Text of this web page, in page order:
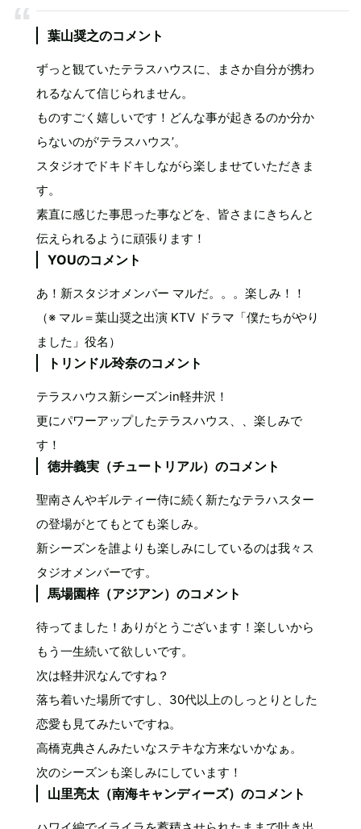
葉山奨之のコメント
ずっと観ていたテラスハウスに、まさか自分が携わ
れるなんて信じられません。
ものすごく嬉しいです！どんな事が起きるのか分か
らないのが‘テラスハウス’。
スタジオでドキドキしながら楽しませていただきま
す。
素直に感じた事思った事などを、皆さまにきちんと
伝えられるように頑張ります！
YOUのコメント
あ！新スタジオメンバー マルだ。。。楽しみ！！
（※ マル＝葉山奨之出演 KTV ドラマ「僕たちがやり
ました」役名）
トリンドル玲奈のコメント
テラスハウス新シーズンin軽井沢！
更にパワーアップしたテラスハウス、、楽しみで
す！
徳井義実（チュートリアル）のコメント
聖南さんやギルティー侍に続く新たなテラハスター
の登場がとてもとても楽しみ。
新シーズンを誰よりも楽しみにしているのは我々ス
タジオメンバーです。
馬場園梓（アジアン）のコメント
待ってました！ありがとうございます！楽しいから
もう一生続いて欲しいです。
次は軽井沢なんですね？
落ち着いた場所ですし、30代以上のしっとりとした
恋愛も見てみたいですね。
高橋克典さんみたいなステキな方来ないかなぁ。
次のシーズンも楽しみにしています！
山里亮太（南海キャンディーズ）のコメント